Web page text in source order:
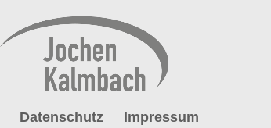
Datenschutz Impressum